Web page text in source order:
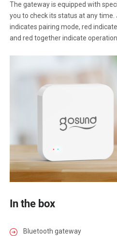
The gateway is equipped with
you to check its status at any time.
indicates pairing mode, red
and red together indicate
In the box
Bluetooth gateway